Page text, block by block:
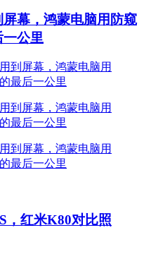
幕，鸿蒙电脑用防窥
一公里
，红米K80对比照